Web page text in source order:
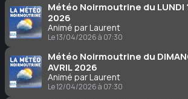
Météo Noirmoutrine du LUNDI
2026
Animé par Laurent
Le 13/04/2026 à 07:30
Météo Noirmoutrine du
AVRIL 2026
Animé par Laurent
Le 12/04/2026 à 07:30